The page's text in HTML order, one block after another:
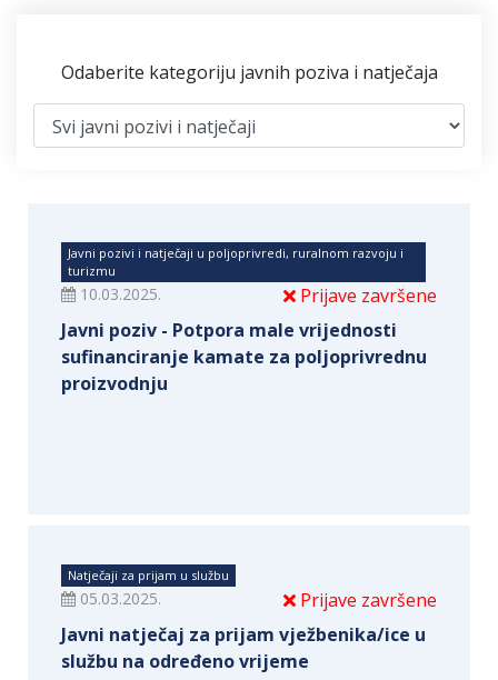
Odaberite kategoriju javnih poziva i natječaja
Javni pozivi i natječaji u poljoprivredi, ruralnom razvoju i
turizmu
Prijave završene
10.03.2025.
Javni poziv - Potpora male vrijednosti
sufinanciranje kamate za poljoprivrednu
proizvodnju
Natječaji za prijam u službu
Prijave završene
05.03.2025.
Javni natječaj za prijam vježbenika/ice u
službu na određeno vrijeme